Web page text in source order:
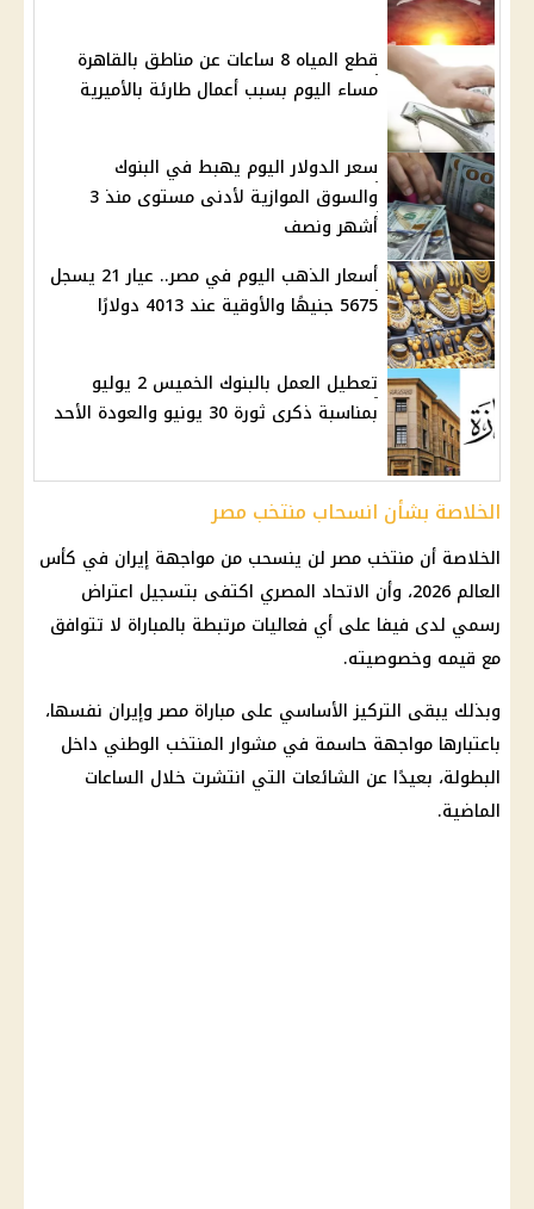
قطع المياه 8 ساعات عن مناطق بالقاهرة
مساء اليوم بسبب أعمال طارئة بالأميرية
سعر الدولار اليوم يهبط في البنوك
والسوق الموازية لأدنى مستوى منذ 3
أشهر ونصف
أسعار الذهب اليوم في مصر.. عيار 21 يسجل
5675 جنيهًا والأوقية عند 4013 دولارًا
تعطيل العمل بالبنوك الخميس 2 يوليو
بمناسبة ذكرى ثورة 30 يونيو والعودة الأحد
الخلاصة بشأن انسحاب منتخب مصر
الخلاصة أن منتخب مصرلن ينسحب من مواجهة إيران في كأس
العالم 2026
، وأن الاتحاد المصري اكتفى بتسجيل اعتراض
رسمي لدى فيفا على أي فعاليات مرتبطة بالمباراة لا تتوافق
مع قيمه وخصوصيته.
وبذلك يبقى التركيز الأساسي على مباراة مصر وإيران نفسها،
باعتبارها مواجهة حاسمة في مشوارالمنتخب الوطني داخل
البطولة، بعيدًا عن الشائعات التي انتشرت خلال الساعات
الماضية.